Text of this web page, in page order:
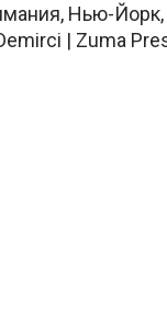
Нью-Йорк,
| Zuma